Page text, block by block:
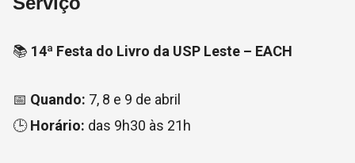
📚 14ª Festa do Livro da USP Leste – EACH
📅 Quando: 7, 8 e 9 de abril
🕒Horário: das 9h30 às 21h